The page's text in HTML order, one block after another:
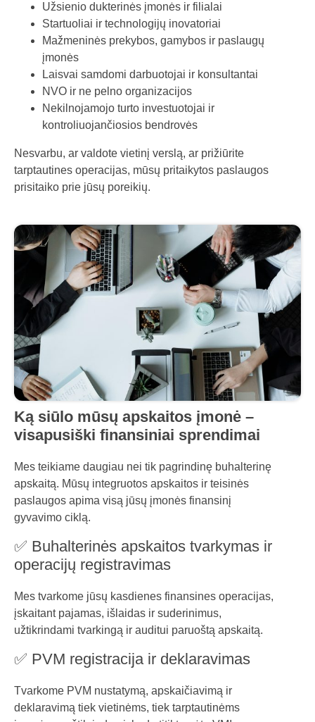
Užsienio dukterinės įmonės ir filialai
Startuoliai ir technologijų inovatoriai
Mažmeninės prekybos, gamybos ir paslaugų
įmonės
Laisvai samdomi darbuotojai ir konsultantai
NVO ir ne pelno organizacijos
Nekilnojamojo turto investuotojai ir
kontroliuojančiosios bendrovės
Nesvarbu, ar valdote vietinį verslą, ar prižiūrite
tarptautines operacijas, mūsų pritaikytos paslaugos
prisitaiko prie jūsų poreikių.
Ką siūlo mūsų apskaitos įmonė –
visapusiški finansiniai sprendimai
Mes teikiame daugiau nei tik pagrindinę buhalterinę
apskaitą. Mūsų integruotos apskaitos ir teisinės
paslaugos apima visą jūsų įmonės finansinį
gyvavimo ciklą.
✅ Buhalterinės apskaitos tvarkymas ir
operacijų registravimas
Mes tvarkome jūsų kasdienes finansines operacijas,
įskaitant pajamas, išlaidas ir suderinimus,
užtikrindami tvarkingą ir auditui paruoštą apskaitą.
✅ PVM registracija ir deklaravimas
Tvarkome PVM nustatymą, apskaičiavimą ir
deklaravimą tiek vietinėms, tiek tarptautinėms